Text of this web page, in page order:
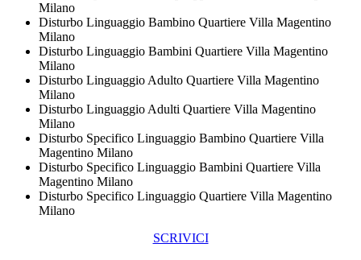
Milano
Disturbo Linguaggio Bambino Quartiere Villa Magentino
Milano
Disturbo Linguaggio Bambini Quartiere Villa Magentino
Milano
Disturbo Linguaggio Adulto Quartiere Villa Magentino
Milano
Disturbo Linguaggio Adulti Quartiere Villa Magentino
Milano
Disturbo Specifico Linguaggio Bambino Quartiere Villa
Magentino Milano
Disturbo Specifico Linguaggio Bambini Quartiere Villa
Magentino Milano
Disturbo Specifico Linguaggio Quartiere Villa Magentino
Milano
SCRIVICI